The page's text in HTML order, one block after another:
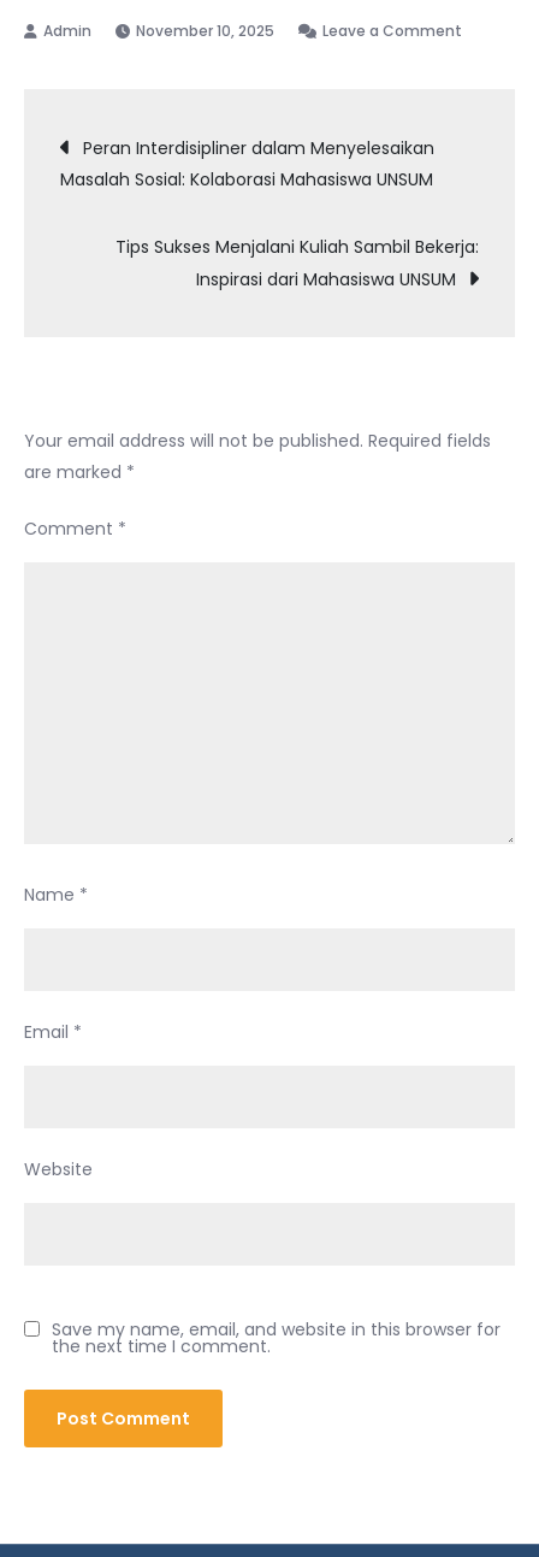
November 10, 2025 Leave a Comment
UNSUM
Post
navigation
Peran Interdisipliner dalam Menyelesaikan
Masalah Sosial: Kolaborasi Mahasiswa UNSUM
Tips Sukses Menjalani Kuliah Sambil Bekerja:
Inspirasi dari Mahasiswa UNSUM
Your email address will not be published. Required fields
are marked *
Comment *
Name *
Email *
Website
Save my name, email, and website in this browser for
the next time I comment.